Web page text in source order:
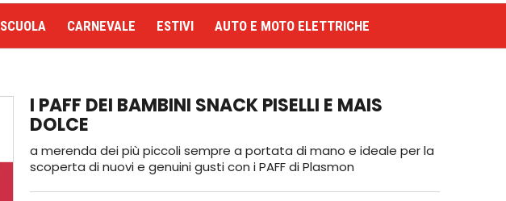
SCUOLA CARNEVALE ESTIVI AUTO E MOTO ELETTRICHE
I PAFF DEI BAMBINI SNACK PISELLI E MAIS
DOLCE
a merenda dei più piccoli sempre a portata di mano e ideale per la
scoperta di nuovi e genuini gusti con i PAFF di Plasmon